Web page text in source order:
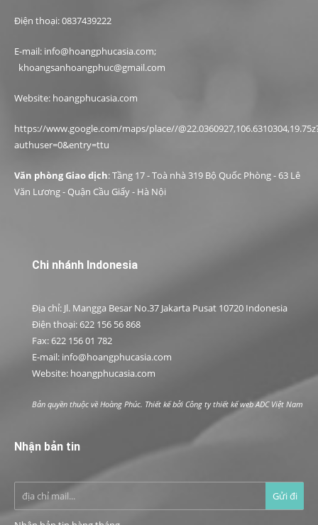
Điện thoại: 0837439222
E-mail: info@hoangphucasia.com;
khoangsanhoangphuc@gmail.com
Website: hoangphucasia.com
https://www.google.com/maps/place//
authuser=0&entry=ttu
Văn phòng Giao dịch: Tầng 17 - Toà nhà 319 Bộ Quốc Phòng - 63 Lê
Văn Lương - Quận Cầu Giấy - Hà Nội
Chi nhánh Indonesia
Địa chỉ: Jl. Mangga Besar No.37 Jakarta Pusat 10720 Indonesia
Điện thoại: 622 156 56 868
Fax: 622 156 01 782
E-mail: info@hoangphucasia.com
Website: hoangphucasia.com
Bản quyền thuộc về Hoàng Phúc. Thiết kế bởi Công ty thiết kế web ADC Việt Nam
Nhận bản tin